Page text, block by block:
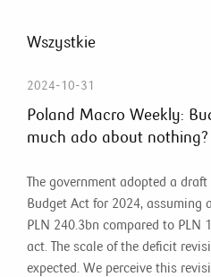
Wszystkie
2024-10-31
Poland Macro Weekly:
much ado about nothing?
The government adopted a
Budget Act for 2024, assuming
PLN 240.3bn compared to PLN
act. The scale of the deficit
expected. We perceive this